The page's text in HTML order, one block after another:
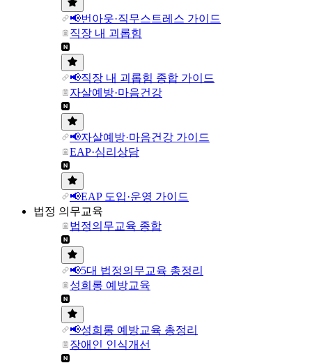
📢번아웃·직무스트레스 가이드
직장 내 괴롭힘
📢직장 내 괴롭힘 종합 가이드
자살예방·마음건강
📢자살예방·마음건강 가이드
EAP·심리상담
📢EAP 도입·운영 가이드
법정 의무교육
법정의무교육 종합
📢5대 법정의무교육 총정리
성희롱 예방교육
📢성희롱 예방교육 총정리
장애인 인식개선